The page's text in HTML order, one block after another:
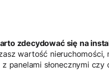
zdecydować się na
wartość nieruchomości,
panelami słonecznymi czy